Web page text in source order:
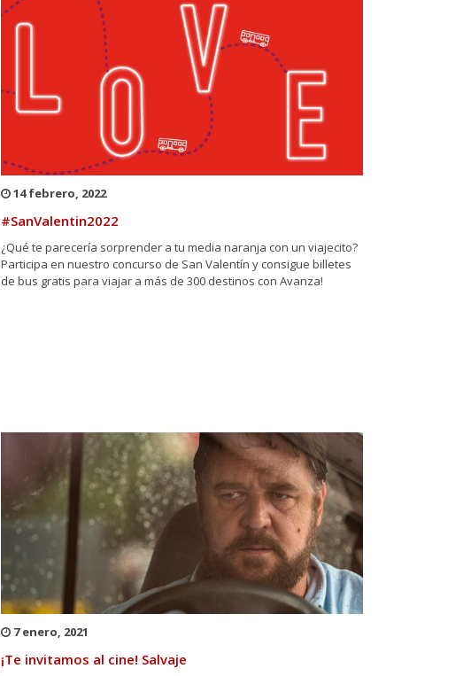
14 febrero, 2022
#SanValentin2022
¿Qué te parecería sorprender a tu media naranja con un viajecito?
Participa en nuestro concurso de San Valentín y consigue billetes
de bus gratis para viajar a más de 300 destinos con Avanza!
7 enero, 2021
¡Te invitamos al cine! Salvaje